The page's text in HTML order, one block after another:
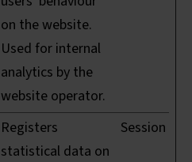
on the website.
Used for internal
analytics by the
website operator.
Registers
statistical data on
Session